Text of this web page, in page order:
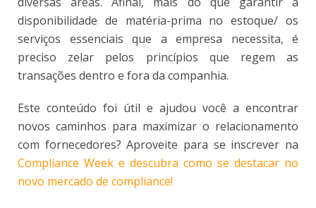
disponibilidade de matéria-prima no estoque/ os
serviços essenciais que a empresa necessita, é
preciso zelar pelos princípios que regem as
transações dentro e fora da companhia.
Este conteúdo foi útil e ajudou você a encontrar
novos caminhos para maximizar o relacionamento
com fornecedores? Aproveite para se inscrever na
Compliance Week e descubra como se destacar no
novo mercado de compliance!